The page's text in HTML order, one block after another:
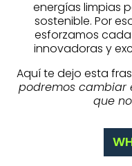
energías limpias
sostenible. Por
esforzamos
innovadoras y
Aquí te dejo esta
podremos cambiar
que